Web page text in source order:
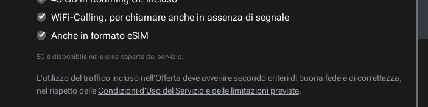
WiFi-Calling, per chiamare anche in assenza di segnale
Anche in formato eSIM
5G è disponibile nelle aree coperte dal servizio.
L’utilizzo del traffico incluso nell’Offerta deve avvenire secondo criteri di buona fede e di correttezza,
nel rispetto delleCondizioni d’Uso del Servizio e delle limitazioni previste.